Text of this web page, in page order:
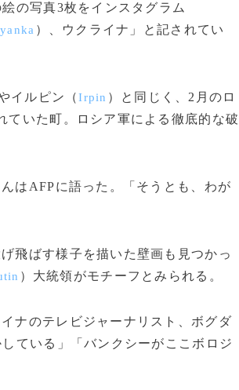
の写真3枚をインスタグラム
）、ウクライナ」と記されてい
イルピン（Irpin ）と同じく、2月のロ
ていた町。ロシア軍による徹底的な破
はAFPに語った。「そうとも、わが
飛ばす様子を描いた壁画も見つかっ
）大統領がモチーフとみられる。
ナのテレビジャーナリスト、ボグダ
ている」「バンクシーがここボロジ